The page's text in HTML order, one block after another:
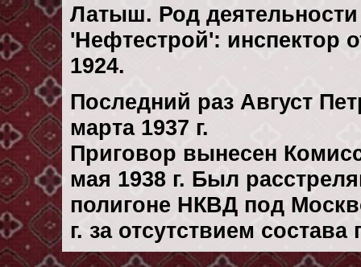
Латыш. Род деятельности
'Нефтестрой': инспектор
1924.
Последний раз Август
марта 1937 г.
Приговор вынесен
мая 1938 г. Был
полигоне НКВД под
г. за отсутствием